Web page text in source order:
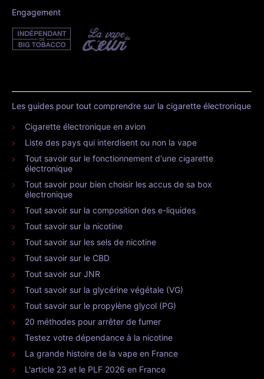
Engagement
Les guides pour tout comprendre sur la cigarette électronique
Cigarette électronique en avion
Liste des pays qui interdisent ou non la vape
Tout savoir sur le fonctionnement d'une cigarette
électronique
Tout savoir pour bien choisir les accus de sa box
électronique
Tout savoir sur la composition des e-liquides
Tout savoir sur la nicotine
Tout savoir sur les sels de nicotine
Tout savoir sur le CBD
Tout savoir sur JNR
Tout savoir sur la glycérine végétale (VG)
Tout savoir sur le propylène glycol (PG)
20 méthodes pour arrêter de fumer
Testez votre dépendance à la nicotine
La grande histoire de la vape en France
L'article 23 et le PLF 2026 en France